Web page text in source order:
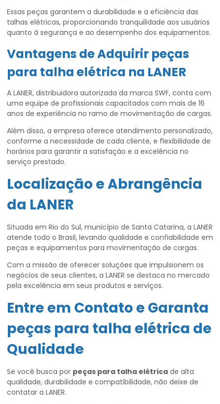
Essas peças garantem a durabilidade e a eficiência das
talhas elétricas, proporcionando tranquilidade aos usuários
quanto à segurança e ao desempenho dos equipamentos.
Vantagens de Adquirir peças
para talha elétrica na LANER
A LANER, distribuidora autorizada da marca SWF, conta com
uma equipe de profissionais capacitados com mais de 16
anos de experiência no ramo de movimentação de cargas.
Além disso, a empresa oferece atendimento personalizado,
conforme a necessidade de cada cliente, e flexibilidade de
horários para garantir a satisfação e a excelência no
serviço prestado.
Localização e Abrangência
da LANER
Situada em Rio do Sul, município de Santa Catarina, a LANER
atende todo o Brasil, levando qualidade e confiabilidade em
peças e equipamentos para movimentação de cargas.
Com a missão de oferecer soluções que impulsionem os
negócios de seus clientes, a LANER se destaca no mercado
pela excelência em seus produtos e serviços.
Entre em Contato e Garanta
peças para talha elétrica de
Qualidade
Se você busca por peças para talha elétrica de alta
qualidade, durabilidade e compatibilidade, não deixe de
contatar a LANER.